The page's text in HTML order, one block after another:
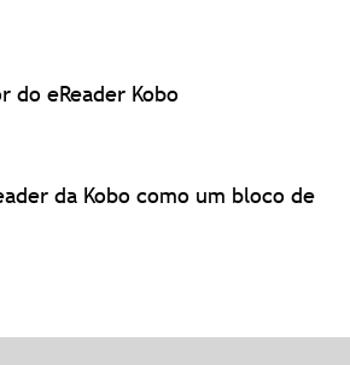
do eReader Kobo
da Kobo como um bloco de